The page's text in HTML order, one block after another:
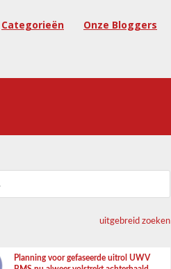
Categorieën Onze Bloggers
uitgebreid zoeken
Planning voor gefaseerde uitrol UWV